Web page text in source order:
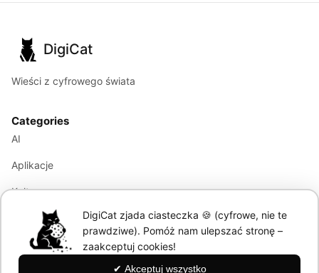
DigiCat
Wieści z cyfrowego świata
Categories
AI
Aplikacje
Kultura
Marketing
Modele językowe
DigiCat zjada ciasteczka 🍪 (cyfrowe, nie te
prawdziwe). Pomóż nam ulepszać stronę –
zaakceptuj cookies!
✔ Akceptuj wszystko